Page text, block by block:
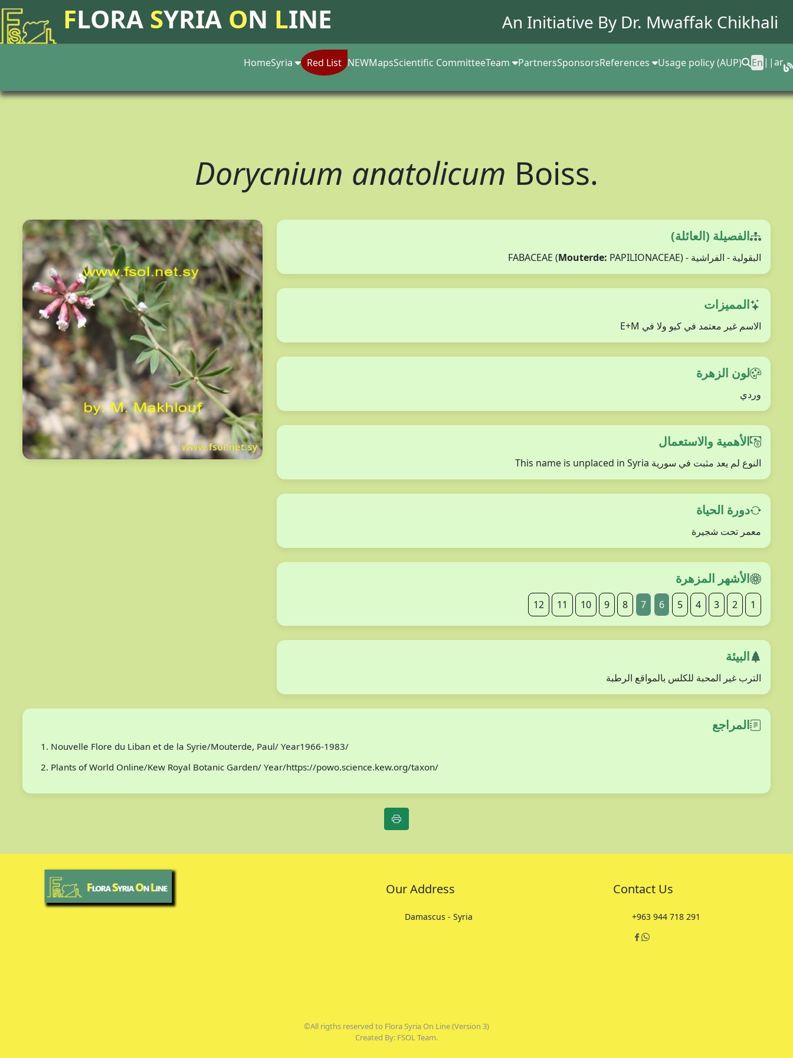
FLORA SYRIA ON LINE An Initiative By Dr. Mwaffak Chikhali
HomeSyria Red List NEWMapsScientific CommitteeTeam PartnersSponsorsReferences Usage policy (AUP) En ||ar
Dorycnium anatolicum Boiss.
الفصيلة (العائلة)
البقولية - الفراشية - FABACEAE ( Mouterde: PAPILIONACEAE)
المميزات
الاسم غير معتمد في كيو ولا في E+M
لون الزهرة
وردي
الأهمية والاستعمال
النوع لم يعد مثبت في سورية This name is unplaced in Syria
دورة الحياة
معمر تحت شجيرة
الأشهر المزهرة
1
2
3
4
5
6
7
8
9
10
11
12
البيئة
الترب غير المحبة للكلس بالمواقع الرطبة
المراجع
Nouvelle Flore du Liban et de la Syrie/Mouterde, Paul/ Year1966-1983/
Plants of World Online/Kew Royal Botanic Garden/ Year/https://powo.science.kew.org/taxon/
Our Address
Damascus - Syria
Contact Us
+963 944 718 291
©All rigths reserved to Flora Syria On Line (Version 3)
Created By: FSOL Team.